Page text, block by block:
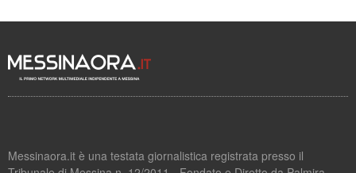
Messinaora.it è una testata giornalistica registrata presso il